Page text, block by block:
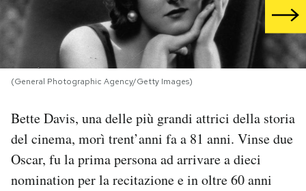
NEWSLETTER
SHOP
CALENDARIO
(General Photographic Agency/Getty Images)
Bette Davis, una delle più grandi attrici della storia
del cinema, morì trent’anni fa a 81 anni. Vinse due
Oscar, fu la prima persona ad arrivare a dieci
nomination per la recitazione e in oltre 60 anni